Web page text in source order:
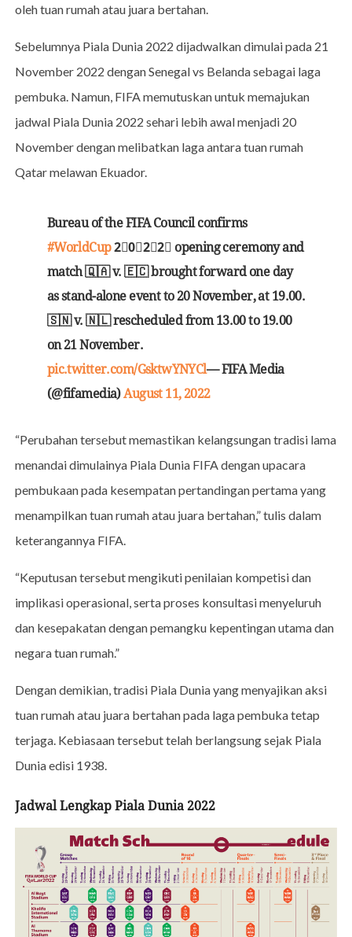
oleh tuan rumah atau juara bertahan.
Sebelumnya Piala Dunia 2022 dijadwalkan dimulai pada 21
November 2022 dengan Senegal vs Belanda sebagai laga
pembuka. Namun, FIFA memutuskan untuk memajukan
jadwal Piala Dunia 2022 sehari lebih awal menjadi 20
November dengan melibatkan laga antara tuan rumah
Qatar melawan Ekuador.
Bureau of the FIFA Council confirms
#WorldCup2⃣0⃣2⃣2⃣ opening ceremony and
match 🇶🇦 v. 🇪🇨 brought forward one day
as stand-alone event to 20 November, at 19.00.
🇸🇳 v. 🇳🇱 rescheduled from 13.00 to 19.00
on 21 November.
pic.twitter.com/GsktwYNYCl— FIFA Media
(@fifamedia)August 11, 2022
“Perubahan tersebut memastikan kelangsungan tradisi lama
menandai dimulainya Piala Dunia FIFA dengan upacara
pembukaan pada kesempatan pertandingan pertama yang
menampilkan tuan rumah atau juara bertahan,” tulis dalam
keterangannya FIFA.
“Keputusan tersebut mengikuti penilaian kompetisi dan
implikasi operasional, serta proses konsultasi menyeluruh
dan kesepakatan dengan pemangku kepentingan utama dan
negara tuan rumah.”
Dengan demikian, tradisi Piala Dunia yang menyajikan aksi
tuan rumah atau juara bertahan pada laga pembuka tetap
terjaga. Kebiasaan tersebut telah berlangsung sejak Piala
Dunia edisi 1938.
Jadwal Lengkap Piala Dunia 2022